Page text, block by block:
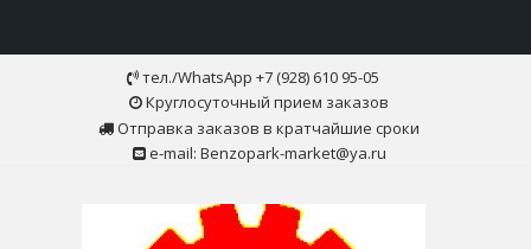
тел./WhatsApp +7 (928) 610 95-05
Круглосуточный прием заказов
Отправка заказов в кратчайшие сроки
e-mail: Benzopark-market@ya.ru